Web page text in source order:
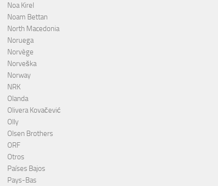
Noa Kirel
Noam Bettan
North Macedonia
Noruega
Norvège
Norveška
Norway
NRK
Olanda
Olivera Kovačević
Olly
Olsen Brothers
ORF
Otros
Países Bajos
Pays-Bas